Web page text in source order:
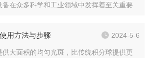
备在众多科学和工业领域中发挥着至关重要
用方法与步骤 2024-5-6
大面积的均匀光斑，比传统积分球提供更